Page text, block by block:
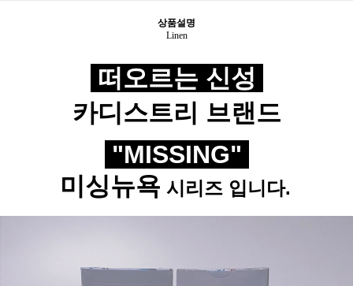
상품설명
Linen
떠오르는 신성
카디스트리 브랜드
"MISSING"
미싱뉴욕 시리즈 입니다.